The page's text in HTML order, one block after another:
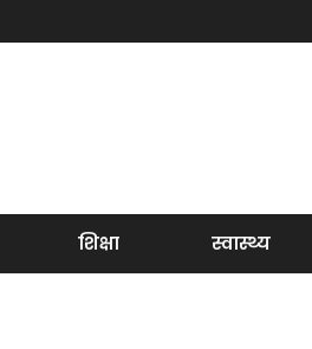
शिक्षा स्वास्थ्य